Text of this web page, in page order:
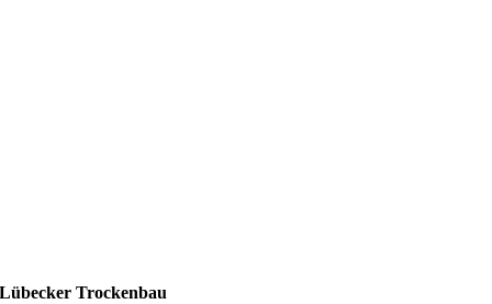
Lübecker Trockenbau